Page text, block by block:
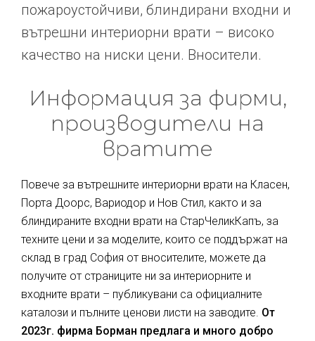
пожароустойчиви, блиндирани входни и
вътрешни интериорни врати – високо
качество на ниски цени. Вносители.
Информация за фирми,
производители на
вратите
Повече за вътрешните интериорни врати на Класен,
Порта Доорс, Вариодор и Нов Стил, както и за
блиндираните входни врати на СтарЧеликКапъ, за
техните цени и за моделите, които се поддържат на
склад в град София от вносителите, можете да
получите от страниците ни за интериорните и
входните врати – публикувани са официалните
каталози и пълните ценови листи на заводите. От
2023г. фирма Борман предлага и много добро